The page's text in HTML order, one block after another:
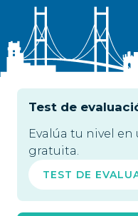
Test de
Evalúa tu nivel
gratuita.
TEST DE